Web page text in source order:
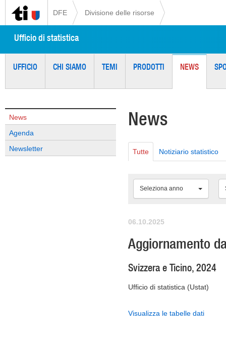
DFE Divisione delle risorse
Ufficio di statistica
UFFICIO CHI SIAMO TEMI PRODOTTI NEWS
News
Agenda
Newsletter
News
Tutte Notiziario statistico
Seleziona anno
06.10.2025
Aggiornamento
Svizzera e Ticino, 2024
Ufficio di statistica (Ustat)
Visualizza le tabelle dati